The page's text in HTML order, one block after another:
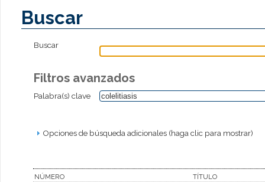
Buscar
Buscar
Filtros avanzados
Palabra(s) clave
Opciones de búsqueda adicionales (haga clic para mostrar)
NÚMERO
TÍTULO